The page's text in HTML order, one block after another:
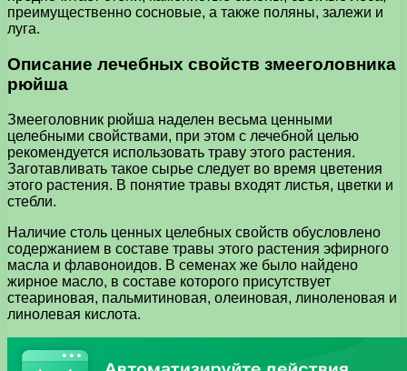
преимущественно сосновые, а также поляны, залежи и
луга.
Описание лечебных свойств змееголовника
рюйша
Змееголовник рюйша наделен весьма ценными
целебными свойствами, при этом с лечебной целью
рекомендуется использовать траву этого растения.
Заготавливать такое сырье следует во время цветения
этого растения. В понятие травы входят листья, цветки и
стебли.
Наличие столь ценных целебных свойств обусловлено
содержанием в составе травы этого растения эфирного
масла и флавоноидов. В семенах же было найдено
жирное масло, в составе которого присутствует
стеариновая, пальмитиновая, олеиновая, линоленовая и
линолевая кислота.